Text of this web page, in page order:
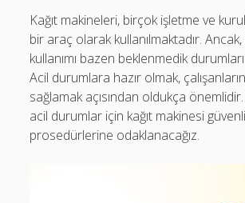
Kağıt makineleri, birçok işletme ve
bir araç olarak kullanılmaktadır.
kullanımı bazen beklenmedik
Acil durumlara hazır olmak,
sağlamak açısından oldukça
acil durumlar için kağıt makinesi
prosedürlerine odaklanacağız.